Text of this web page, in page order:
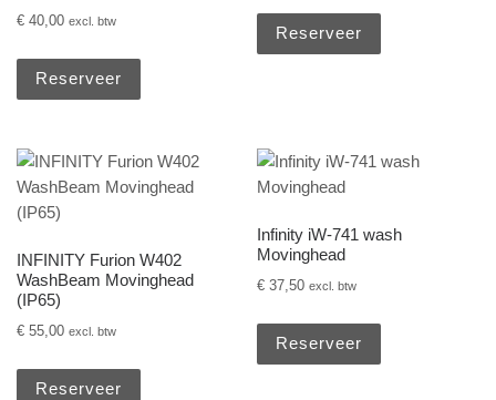
€ 40,00 excl. btw
Reserveer
Reserveer
INFINITY Furion W402
WashBeam Movinghead
(IP65)
€ 55,00 excl. btw
Reserveer
Infinity iW-741 wash
Movinghead
€ 37,50 excl. btw
Reserveer